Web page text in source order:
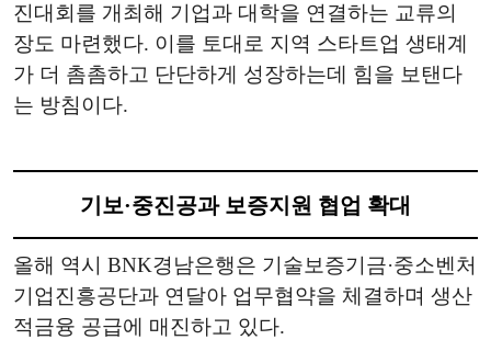
진대회를 개최해 기업과 대학을 연결하는 교류의
장도 마련했다. 이를 토대로 지역 스타트업 생태계
가 더 촘촘하고 단단하게 성장하는데 힘을 보탠다
는 방침이다.
기보·중진공과 보증지원 협업 확대
올해 역시 BNK경남은행은 기술보증기금·중소벤처
기업진흥공단과 연달아 업무협약을 체결하며 생산
적금융 공급에 매진하고 있다.